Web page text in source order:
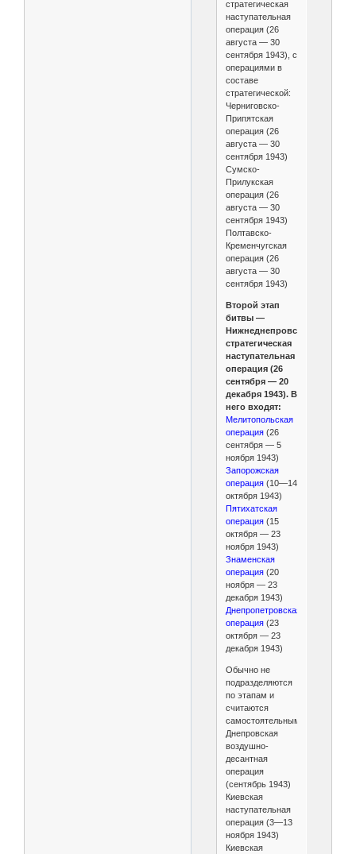
стратегическая
наступательная
операция (26
августа — 30
сентября 1943), с
операциями в
составе
стратегической:
Черниговско-
Припятская
операция (26
августа — 30
сентября 1943)
Сумско-
Прилукская
операция (26
августа — 30
сентября 1943)
Полтавско-
Кременчугская
операция (26
августа — 30
сентября 1943)
Второй этап
битвы —
Нижнеднепровская
стратегическая
наступательная
операция (26
сентября — 20
декабря 1943). В
него входят:
Мелитопольская
операция(26
сентября — 5
ноября 1943)
Запорожская
операция(10—14
октября 1943)
Пятихатская
операция(15
октября — 23
ноября 1943)
Знаменская
операция(20
ноября — 23
декабря 1943)
Днепропетровская
операция(23
октября — 23
декабря 1943)
Обычно не
подразделяются
по этапам и
считаются
самостоятельными:
Днепровская
воздушно-
десантная
операция
(сентябрь 1943)
Киевская
наступательная
операция (3—13
ноября 1943)
Киевская